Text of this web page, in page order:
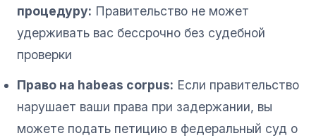
процедуру: Правительство не может
удерживать вас бессрочно без судебной
проверки
Право на habeas corpus: Если правительство
нарушает ваши права при задержании, вы
можете подать петицию в федеральный суд о